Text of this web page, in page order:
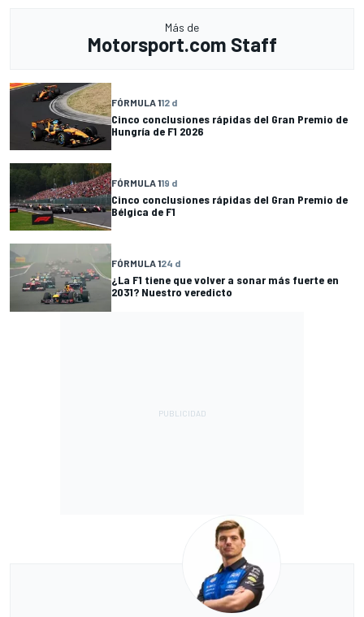
Más de
Motorsport.com Staff
FÓRMULA 112 d
Cinco conclusiones rápidas del Gran Premio de
Hungría de F1 2026
FÓRMULA 119 d
Cinco conclusiones rápidas del Gran Premio de
Bélgica de F1
FÓRMULA 124 d
¿La F1 tiene que volver a sonar más fuerte en
2031? Nuestro veredicto